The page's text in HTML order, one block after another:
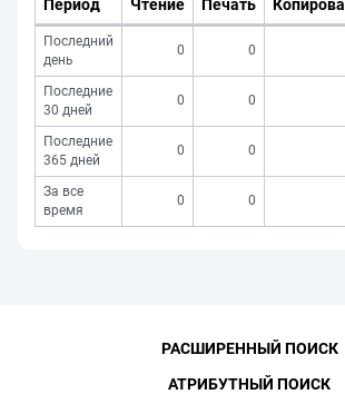
Период Чтение Печать
Последний
день
0 0
Последние
30 дней
0 0
Последние
365 дней
0 0
За все
время
0 0
РАСШИРЕННЫЙ ПОИСК
АТРИБУТНЫЙ ПОИСК